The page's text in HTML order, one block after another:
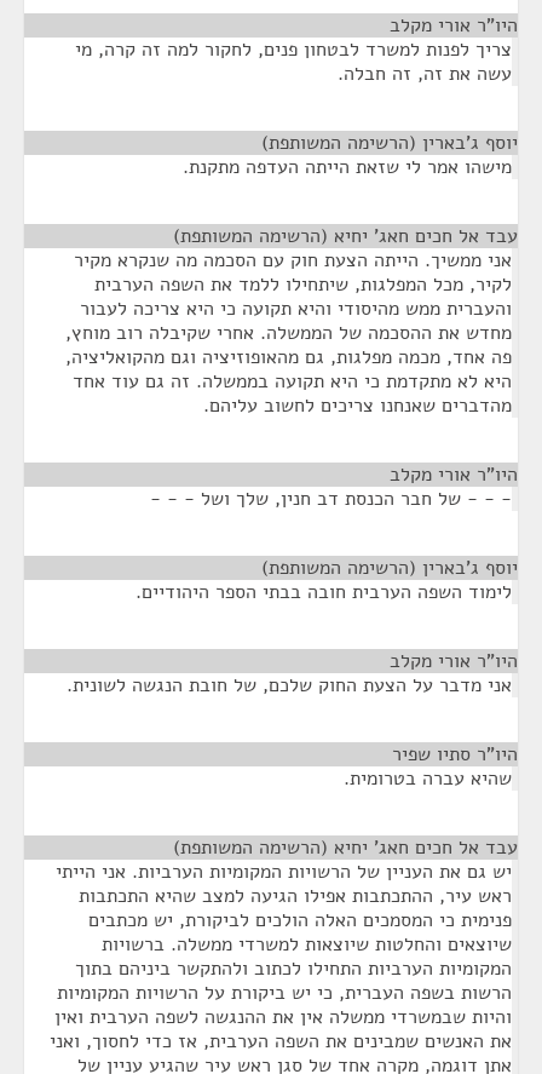
היו"ר אורי מקלב
צריך לפנות למשרד לבטחון פנים, לחקור למה זה קרה, מי
עשה את זה, זה חבלה.
יוסף ג'בארין (הרשימה המשותפת)
מישהו אמר לי שזאת הייתה העדפה מתקנת.
עבד אל חכים חאג' יחיא (הרשימה המשותפת)
אני ממשיך. הייתה הצעת חוק עם הסכמה מה שנקרא מקיר
לקיר, מכל המפלגות, שיתחילו ללמד את השפה הערבית
והעברית ממש מהיסודי והיא תקועה כי היא צריכה לעבור
מחדש את ההסכמה של הממשלה. אחרי שקיבלה רוב מוחץ,
פה אחד, מכמה מפלגות, גם מהאופוזיציה וגם מהקואליציה,
היא לא מתקדמת כי היא תקועה בממשלה. זה גם עוד אחד
מהדברים שאנחנו צריכים לחשוב עליהם.
היו"ר אורי מקלב
- - - של חבר הכנסת דב חנין, שלך ושל - - -
יוסף ג'בארין (הרשימה המשותפת)
לימוד השפה הערבית חובה בבתי הספר היהודיים.
היו"ר אורי מקלב
אני מדבר על הצעת החוק שלכם, של חובת הנגשה לשונית.
היו"ר סתיו שפיר
שהיא עברה בטרומית.
עבד אל חכים חאג' יחיא (הרשימה המשותפת)
יש גם את העניין של הרשויות המקומיות הערביות. אני הייתי
ראש עיר, ההתכתבות אפילו הגיעה למצב שהיא התכתבות
פנימית כי המסמכים האלה הולכים לביקורת, יש מכתבים
שיוצאים והחלטות שיוצאות למשרדי ממשלה. ברשויות
המקומיות הערביות התחילו לכתוב ולהתקשר ביניהם בתוך
הרשות בשפה העברית, כי יש ביקורת על הרשויות המקומיות
והיות שבמשרדי ממשלה אין את ההנגשה לשפה הערבית ואין
את האנשים שמבינים את השפה הערבית, אז כדי לחסוך, ואני
אתן דוגמה, מקרה אחד של סגן ראש עיר שהגיע עניין של